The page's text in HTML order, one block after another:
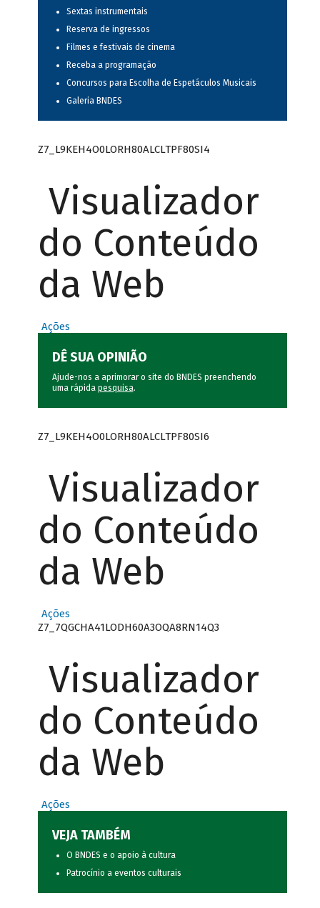
Sextas instrumentais
Reserva de ingressos
Filmes e festivais de cinema
Receba a programação
Concursos para Escolha de Espetáculos Musicais
Galeria BNDES
Z7_L9KEH4O0LORH80ALCLTPF80SI4
Visualizador
do Conteúdo
da Web
Ações
DÊ SUA OPINIÃO
Ajude-nos a aprimorar o site do BNDES preenchendo
uma rápida pesquisa.
Z7_L9KEH4O0LORH80ALCLTPF80SI6
Visualizador
do Conteúdo
da Web
Ações
Z7_7QGCHA41LODH60A3OQA8RN14Q3
Visualizador
do Conteúdo
da Web
Ações
VEJA TAMBÉM
O BNDES e o apoio à cultura
Patrocínio a eventos culturais